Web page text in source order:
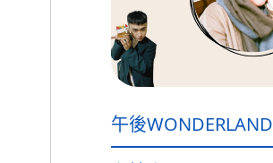
午後WONDERLAND